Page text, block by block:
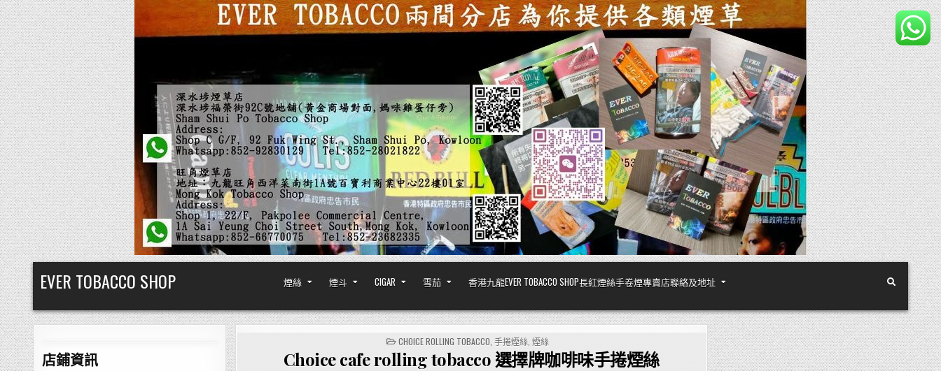
Skip
to
content
EVER TOBACCO SHOP 煙絲 煙斗 CIGAR 雪茄 香港九龍EVER TOBACCO SHOP長紅煙絲手卷煙專賣店聯絡及地址
店鋪資訊
POSTED
IN
CHOICE ROLLING TOBACCO ,手捲煙絲 ,煙絲
Choice cafe rolling tobacco 選擇牌咖啡味手捲煙絲